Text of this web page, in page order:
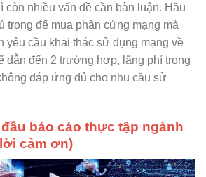
còn nhiều vấn đề cần bàn luận. Hầu
trong đế mua phần cứng mạng mà
yêu cầu khai thác sử dụng mạng về
dẫn đến 2 trường hợp, lãng phí trong
đáp ứng đủ cho nhu cầu sử
báo cáo thực tập ngành
cảm ơn)